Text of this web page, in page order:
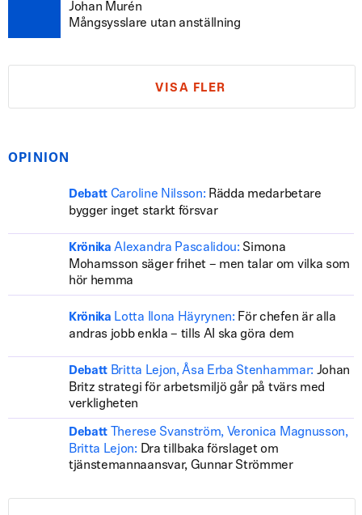
Johan Murén
Mångsysslare utan anställning
VISA FLER
OPINION
Debatt Caroline Nilsson: Rädda medarbetare
bygger inget starkt försvar
Krönika Alexandra Pascalidou: Simona
Mohamsson säger frihet – men talar om vilka som
hör hemma
Krönika Lotta Ilona Häyrynen: För chefen är alla
andras jobb enkla – tills AI ska göra dem
Debatt Britta Lejon, Åsa Erba Stenhammar: Johan
Britz strategi för arbetsmiljö går på tvärs med
verkligheten
Debatt
Therese Svanström, Veronica Magnusson,
Britta Lejon: Dra tillbaka förslaget om
tjänstemannaansvar, Gunnar Strömmer